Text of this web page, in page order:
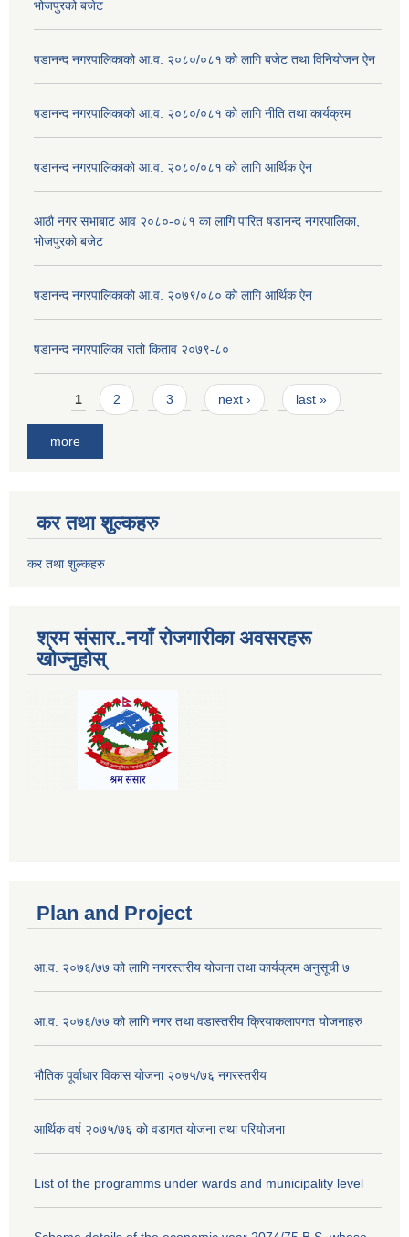
भोजपुरको बजेट
षडानन्द नगरपालिकाको आ.व. २०८०/०८१ को लागि बजेट तथा विनियोजन ऐन
षडानन्द नगरपालिकाको आ.व. २०८०/०८१ को लागि नीति तथा कार्यक्रम
षडानन्द नगरपालिकाको आ.व. २०८०/०८१ को लागि आर्थिक ऐन
आठौ नगर सभाबाट आव २०८०-०८१ का लागि पारित षडानन्द नगरपालिका,
भोजपुरको बजेट
षडानन्द नगरपालिकाको आ.व. २०७९/०८० को लागि आर्थिक ऐन
षडानन्द नगरपालिका रातो किताव २०७९-८०
Pages
1 2 3 next › last »
more
कर तथा शुल्कहरु
कर तथा शुल्कहरु
श्रम संसार..नयाँ रोजगारीका अवसरहरू
खोज्नुहोस्
Plan and Project
आ.व. २०७६/७७ को लागि नगरस्तरीय योजना तथा कार्यक्रम अनुसूची ७
आ.व. २०७६/७७ को लागि नगर तथा वडास्तरीय क्रियाकलापगत योजनाहरु
भौतिक पूर्वाधार विकास योजना २०७५/७६ नगरस्तरीय
आर्थिक वर्ष २०७५/७६ को वडागत योजना तथा परियोजना
List of the programms under wards and municipality level